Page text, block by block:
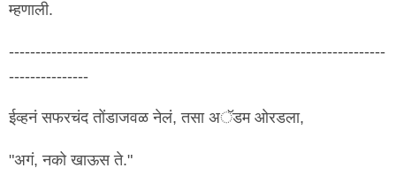
म्हणाली.
-----------------------------------------------------------------------
---------------
ईव्हनं सफरचंद तोंडाजवळ नेलं, तसा अॅडम ओरडला,
"अगं, नको खाऊस ते."